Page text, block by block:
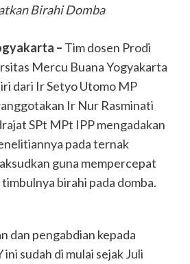
Birahi Domba
– Tim dosen Prodi
Mercu Buana Yogyakarta
dari Ir Setyo Utomo MP
Ir Nur Rasminati
SPt MPt IPP mengadakan
pada ternak
guna mempercepat
birahi pada domba.
dan pengabdian kepada
sudah di mulai sejak Juli